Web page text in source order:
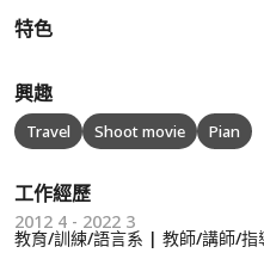
特色
興趣
Travel Shoot movie Pian
工作經歷
2012 4 - 2022 3
教育/訓練/語言系 | 教師/講師/指